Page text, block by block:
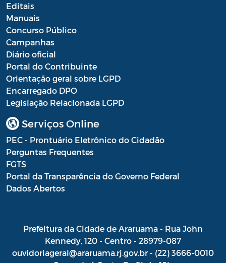
Editais
Manuais
Concurso Público
Campanhas
Diário oficial
Portal do Contribuinte
Orientação geral sobre LGPD
Encarregado DPO
Legislação Relacionada LGPD
Serviços Online
PEC - Prontuário Eletrônico do Cidadão
Perguntas Frequentes
FGTS
Portal da Transparência do Governo Federal
Dados Abertos
Prefeitura da Cidade de Araruama - Rua John
Kennedy, 120 - Centro - 28979-087
ouvidoriageral@araruama.rj.gov.br - (22) 3666-0010